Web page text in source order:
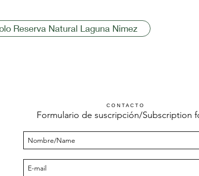
Reserva Natural Laguna Nimez
C O N T A C T O
Formulario de suscripción/Subscription